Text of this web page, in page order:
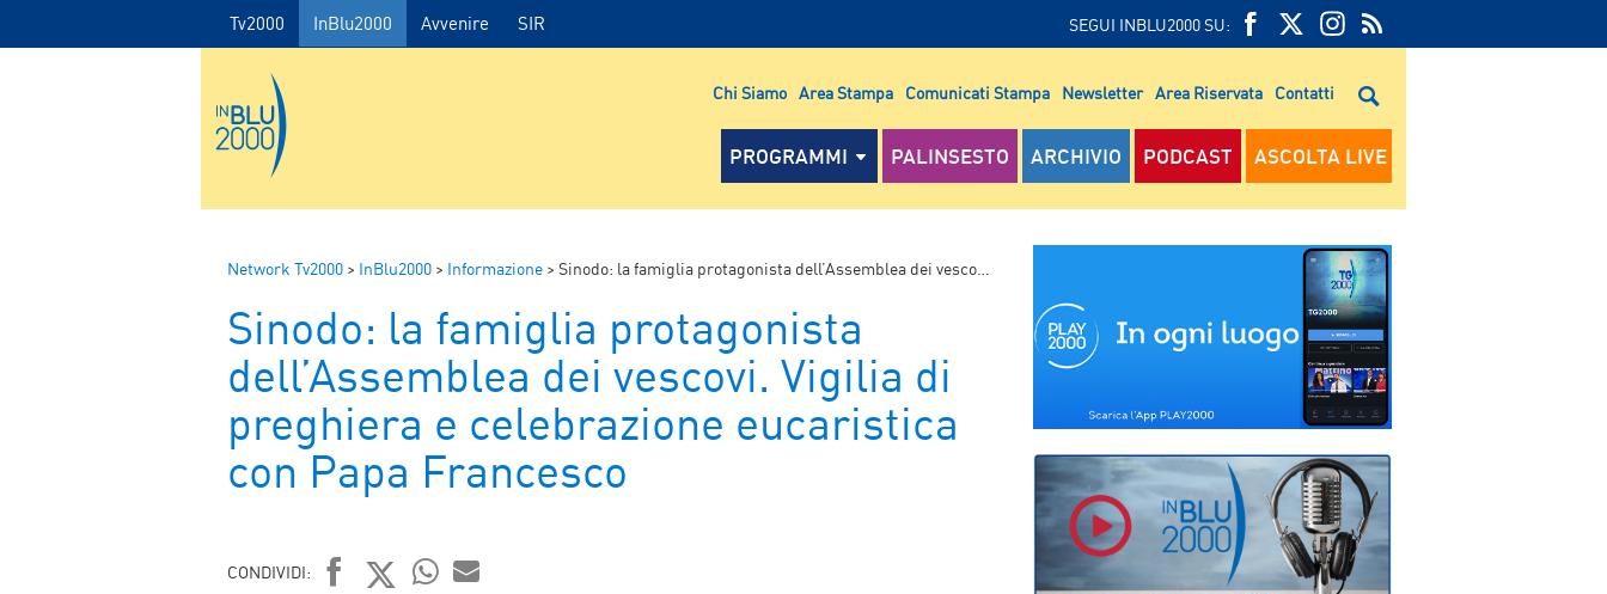
Tv2000 InBlu2000 Avvenire SIR SEGUI INBLU2000 SU:
FEED
RSS
RSS
Chi Siamo Area Stampa Comunicati Stampa Newsletter Area Riservata Contatti
PROGRAMMI PALINSESTO ARCHIVIO PODCAST ASCOLTA LIVE
Network Tv2000 > InBlu2000 > Informazione > Sinodo: la famiglia protagonista dell’Assemblea dei vescovi. Vigilia di preghiera e celebrazione eucaristica con Papa Francesco
Sinodo: la famiglia protagonista
dell’Assemblea dei vescovi. Vigilia di
preghiera e celebrazione eucaristica
con Papa Francesco
CONDIVIDI: